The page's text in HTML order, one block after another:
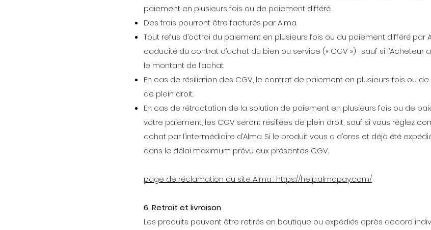
paiement en plusieurs fois ou de paiement différé.
Des frais pourront être facturés par Alma.
Tout refus d’octroi du paiement en plusieurs fois ou du paiement différé par
caducité du contrat d’achat du bien ou service (« CGV ») , sauf si
le montant de l’achat.
En cas de résiliation des CGV, le contrat de paiement en plusieurs fois ou
de plein droit.
En cas de rétractation de la solution de paiement en plusieurs fois ou de
votre paiement, les CGV seront résiliées de plein droit, sauf si vous réglez
achat par l’intermédiaire d’Alma. Si le produit vous a d’ores et déjà été
dans le délai maximum prévu aux présentes CGV.
page de réclamation du site Alma : https://help.almapay.com/
6. Retrait et livraison
Les produits peuvent être retirés en boutique ou expédiés après accord